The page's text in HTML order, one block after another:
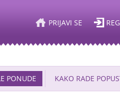
PRIJAVI SE
PONUDE KAKO RADE